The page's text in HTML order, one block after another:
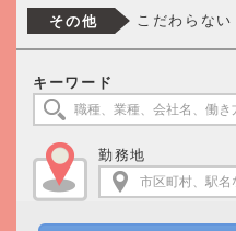
その他 こだわらない
キーワード
勤務地